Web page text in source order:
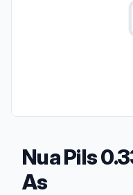
Nua Pils
As